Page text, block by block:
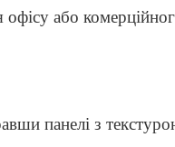
офісу або
панелі з